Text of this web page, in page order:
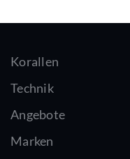
Korallen
Technik
Angebote
Marken